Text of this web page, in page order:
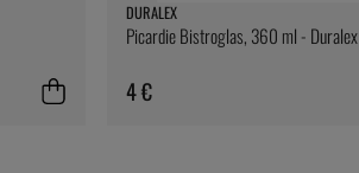
DURALEX
Picardie Bistroglas, 360 ml - Duralex
4 €